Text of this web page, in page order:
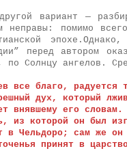
вариант —
неправы: помимо
эпохе.
перед автором
по Солнцу ангелов.
все благо, радуется
дух, который
внявшему его словам.
из которой он был
в Чельдоро; сам же он
принят в